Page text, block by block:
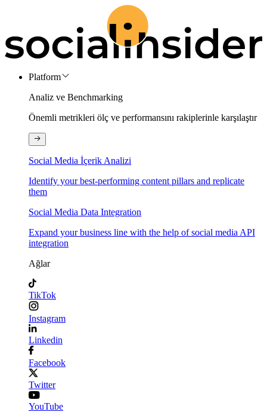
Platform
Analiz ve Benchmarking
Önemli metrikleri ölç ve performansını rakiplerinle karşılaştır
Social Media İçerik Analizi
Identify your best-performing content pillars and replicate
them
Social Media Data Integration
Expand your business line with the help of social media API
integration
Ağlar
TikTok
Instagram
Linkedin
Facebook
Twitter
YouTube